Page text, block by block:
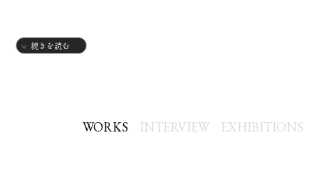
（経歴）
東京都世田谷生まれ
続きを読む
WORKS INTERVIEW EXHIBITIONS